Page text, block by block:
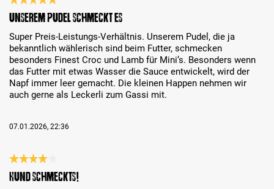
Évaluation avec une note de 5 sur 5 étoiles
Unserem Pudel schmeckt es
Super Preis-Leistungs-Verhältnis. Unserem Pudel, die ja
bekanntlich wählerisch sind beim Futter, schmecken
besonders Finest Croc und Lamb für Mini‘s. Besonders wenn
das Futter mit etwas Wasser die Sauce entwickelt, wird der
Napf immer leer gemacht. Die kleinen Happen nehmen wir
auch gerne als Leckerli zum Gassi mit.
07.01.2026, 22:36
Évaluation avec une note de 4 sur 5 étoiles
Hund schmeckts!